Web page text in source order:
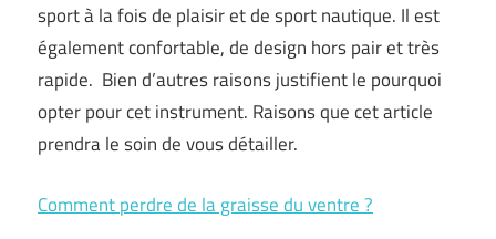
sport à la fois de plaisir et de sport nautique. Il est
également confortable, de design hors pair et très
rapide. Bien d’autres raisons justifient le pourquoi
opter pour cet instrument. Raisons que cet article
prendra le soin de vous détailler.
Comment perdre de la graisse du ventre ?